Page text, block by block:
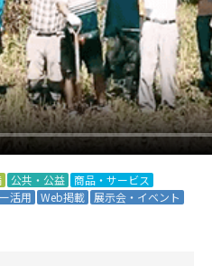
公共・公益 商品・サービス
活用 Web掲載
展示会・イベント